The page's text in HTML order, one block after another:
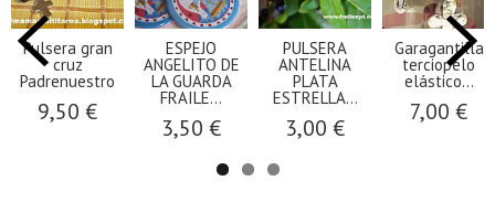
Pulsera gran
cruz
Padrenuestro
9,50 €
ESPEJO
ANGELITO DE
LA GUARDA
FRAILE...
3,50 €
PULSERA
ANTELINA
PLATA
ESTRELLA...
3,00 €
Garagantilla
terciopelo
elástico...
7,00 €